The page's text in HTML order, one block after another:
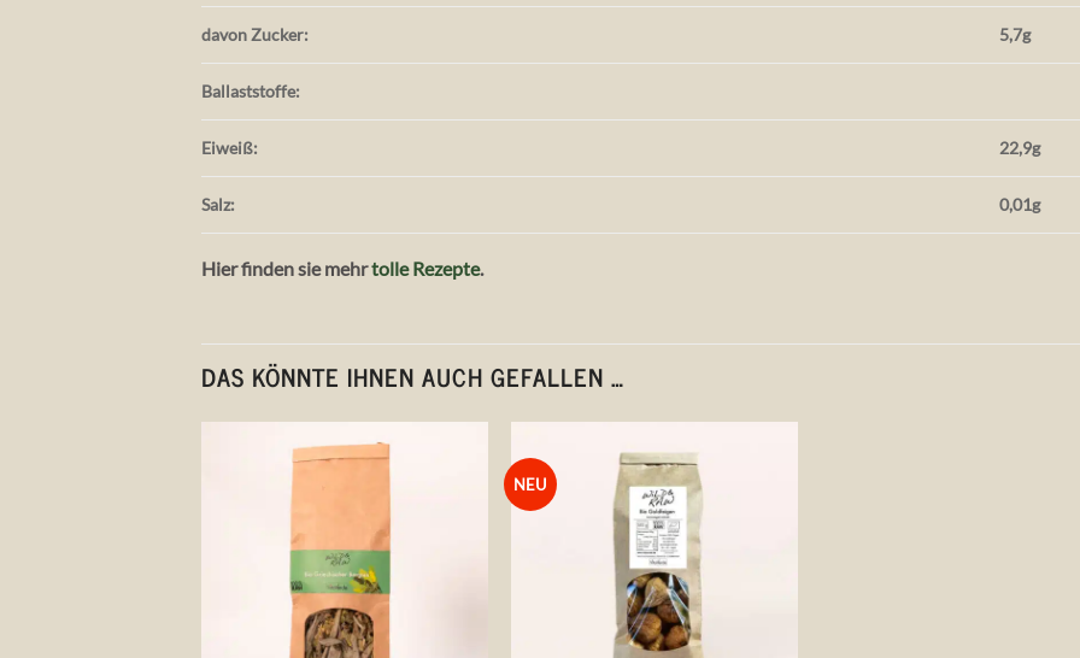
davon Zucker: 5,7g
Ballaststoffe:
Eiweiß: 22,9g
Salz: 0,01g
Hier finden sie mehrtolle Rezepte.
DAS KÖNNTE IHNEN AUCH GEFALLEN …
NEU